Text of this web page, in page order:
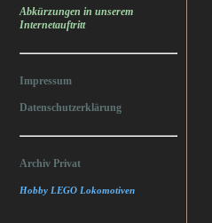
Abkürzungen in unserem
Internetauftritt
Impressum
Datenschutzerklärung
Archiv Privat
Hobby LEGO Lokomotiven